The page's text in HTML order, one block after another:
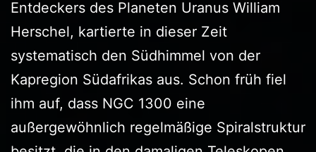
Entdeckers des Planeten Uranus William
Herschel, kartierte in dieser Zeit
systematisch den Südhimmel von der
Kapregion Südafrikas aus. Schon früh fiel
ihm auf, dass NGC 1300 eine
außergewöhnlich regelmäßige Spiralstruktur